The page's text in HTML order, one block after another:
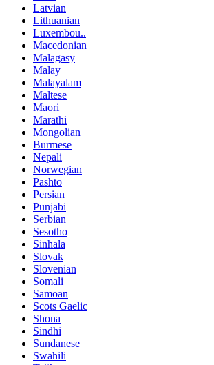
Latvian
Lithuanian
Luxembou..
Macedonian
Malagasy
Malay
Malayalam
Maltese
Maori
Marathi
Mongolian
Burmese
Nepali
Norwegian
Pashto
Persian
Punjabi
Serbian
Sesotho
Sinhala
Slovak
Slovenian
Somali
Samoan
Scots Gaelic
Shona
Sindhi
Sundanese
Swahili